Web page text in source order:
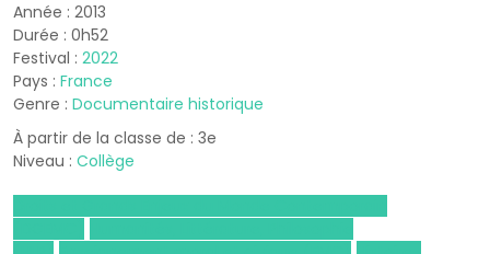
Année : 2013
Durée : 0h52
Festival : 2022
Pays : France
Genre : Documentaire historique
À partir de la classe de : 3e
Niveau : Collège